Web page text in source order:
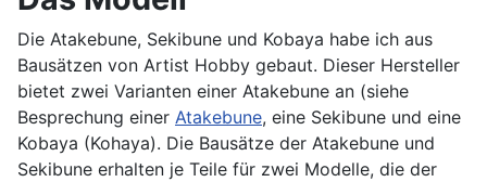
Die Atakebune, Sekibune und Kobaya habe ich aus
Bausätzen von Artist Hobby gebaut. Dieser Hersteller
bietet zwei Varianten einer Atakebune an (siehe
Besprechung einer Atakebune, eine Sekibune und eine
Kobaya (Kohaya). Die Bausätze der Atakebune und
Sekibune erhalten je Teile für zwei Modelle, die der